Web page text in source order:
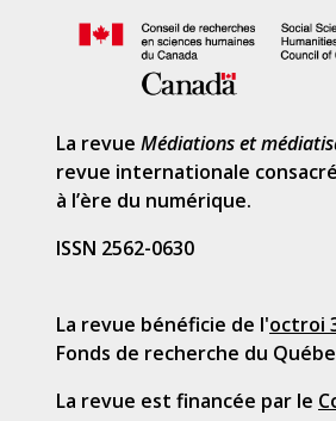
La revue Médiations et
revue internationale
à l’ère du numérique.
ISSN 2562-0630
La revue bénéficie de l'octroi
Fonds de recherche du
La revue est financée par le